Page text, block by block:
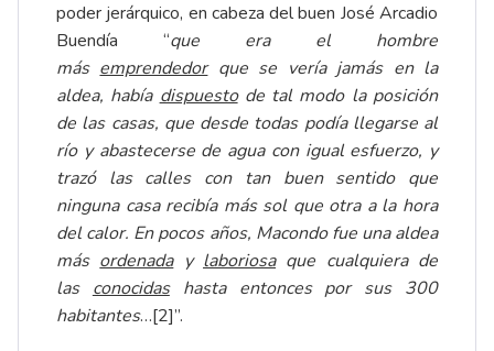
poder jerárquico, en cabeza del buen José Arcadio
Buendía “que era el hombre
más emprendedorque se vería jamás en la
aldea, había dispuestode tal modo la posición
de las casas, que desde todas podía llegarse al
río y abastecerse de agua con igual esfuerzo, y
trazó las calles con tan buen sentido que
ninguna casa recibía más sol que otra a la hora
del calor. En pocos años, Macondo fue una aldea
más ordenaday laboriosaque cualquiera de
las conocidashasta entonces por sus 300
habitantes…[2]”.